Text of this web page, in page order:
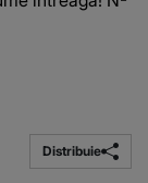
Distribuie